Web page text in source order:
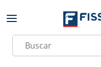
Skip to main content
Site Search